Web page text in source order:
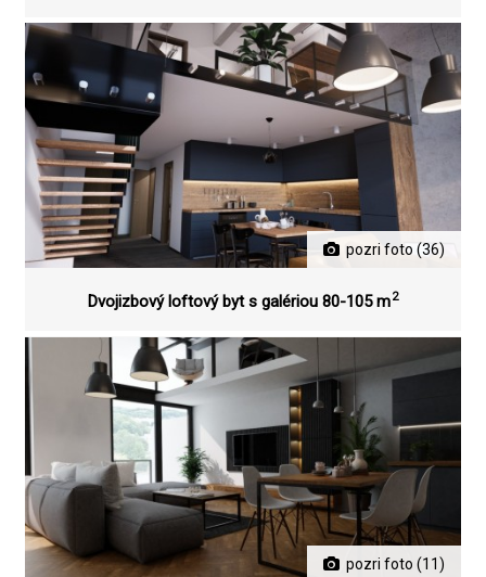
pozri foto (36)
Dvojizbový loftový byt s galériou 80-105 m2
pozri foto (11)